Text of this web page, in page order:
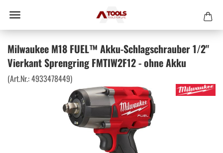
Milwaukee M18 FUEL™ Akku-Schlagschrauber 1/2"
Vierkant Sprengring FMTIW2F12 - ohne Akku
(Art.Nr.:4933478449)